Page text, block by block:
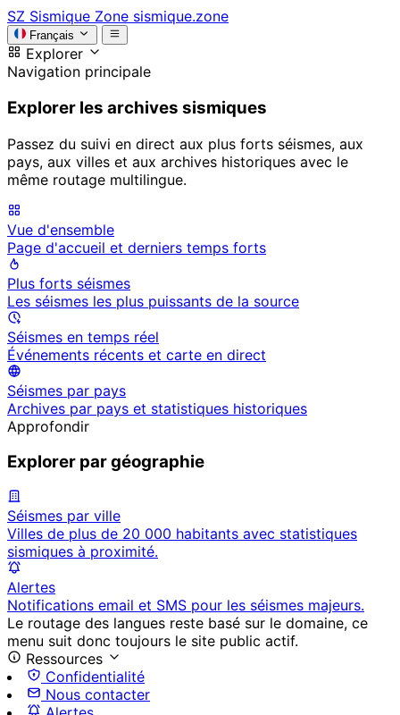
SZ Sismique Zone sismique.zone
Français
Explorer
Navigation principale
Explorer les archives sismiques
Passez du suivi en direct aux plus forts séismes, aux
pays, aux villes et aux archives historiques avec le
même routage multilingue.
Vue d'ensemble
Page d'accueil et derniers temps forts
Plus forts séismes
Les séismes les plus puissants de la source
Séismes en temps réel
Événements récents et carte en direct
Séismes par pays
Archives par pays et statistiques historiques
Approfondir
Explorer par géographie
Séismes par ville
Villes de plus de 20 000 habitants avec statistiques
sismiques à proximité.
Alertes
Notifications email et SMS pour les séismes majeurs.
Le routage des langues reste basé sur le domaine, ce
menu suit donc toujours le site public actif.
Ressources
Confidentialité
Nous contacter